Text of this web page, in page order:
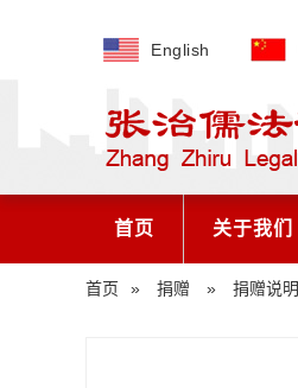
English
首页 关于我们
首页 » 捐赠 » 捐赠说明